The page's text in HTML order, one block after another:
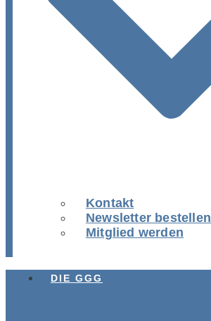
Kontakt
Newsletter bestellen
Mitglied werden
DIE GGG